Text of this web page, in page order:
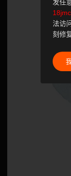
发任
法访
刻修